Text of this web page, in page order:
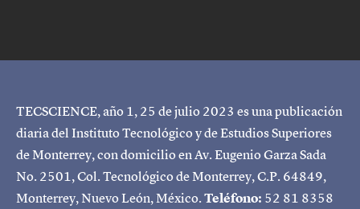
TECSCIENCE, año 1, 25 de julio 2023 es una publicación
diaria del Instituto Tecnológico y de Estudios Superiores
de Monterrey, con domicilio en Av. Eugenio Garza Sada
No. 2501, Col. Tecnológico de Monterrey, C.P. 64849,
Monterrey, Nuevo León, México.Teléfono: 52 81 8358